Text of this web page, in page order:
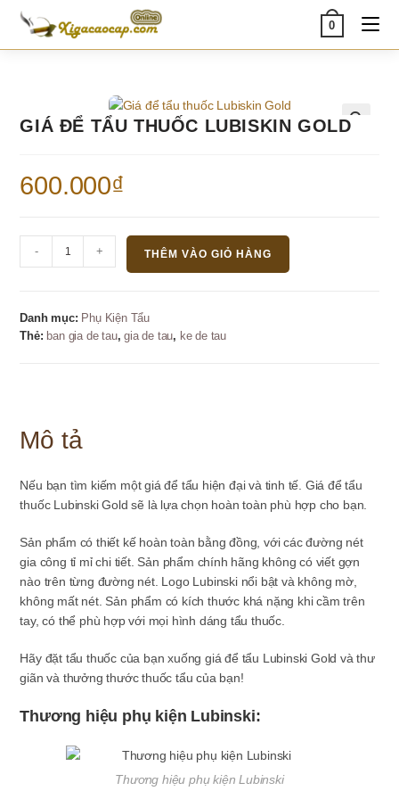
Skip
content
0
GIÁ ĐỂ TẨU THUỐC LUBISKIN GOLD
600.000₫
để
Lubiskin
Gold
- + THÊM VÀO GIỎ HÀNG
Danh mục: Phụ Kiện Tẩu
Thẻ: ban gia de tau,gia de tau, ke de tau
Mô tả
Nếu bạn tìm kiếm một giá để tẩu hiện đại và tinh tế. Giá để tẩu
thuốc Lubinski Gold sẽ là lựa chọn hoàn toàn phù hợp cho bạn.
Sản phẩm có thiết kế hoàn toàn bằng đồng, với các đường nét
gia công tỉ mỉ chi tiết. Sản phẩm chính hãng không có viết gợn
nào trên từng đường nét. Logo Lubinski nổi bật và không mờ,
không mất nét. Sản phẩm có kích thước khá nặng khi cầm trên
tay, có thể phù hợp với mọi hình dáng tẩu thuốc.
Hãy đặt tẩu thuốc của bạn xuống giá để tẩu Lubinski Gold và thư
giãn và thưởng thước thuốc tẩu của bạn!
Thương hiệu phụ kiện Lubinski:
Thương hiệu phụ kiện Lubinski